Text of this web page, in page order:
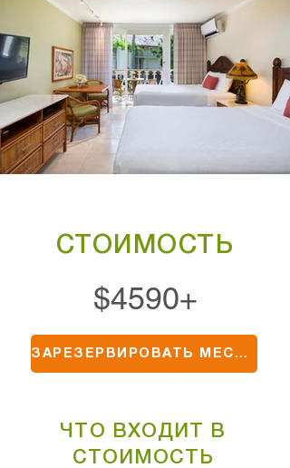
СТОИМОСТЬ
$4590+
ЗАРЕЗЕРВИРОВАТЬ МЕСТО
ЧТО ВХОДИТ В
СТОИМОСТЬ